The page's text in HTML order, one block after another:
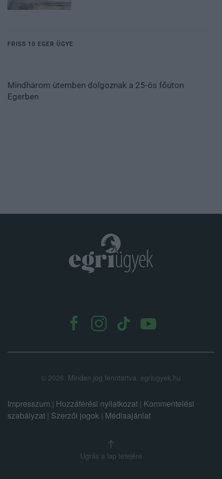
FRISS 10 EGER ÜGYE
Mindhárom ütemben dolgoznak a 25-ös főúton
Egerben
© 2026. Minden jog fenntartva. egriugyek.hu
Impresszum | Hozzáférési nyilatkozat | Kommentelési
szabályzat | Szerzői jogok | Médiaajánlat
Ugrás a lap tetejére